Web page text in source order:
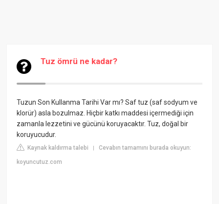
Tuz ömrü ne kadar?
Tuzun Son Kullanma Tarihi Var mı? Saf tuz (saf sodyum ve
klorür) asla bozulmaz. Hiçbir katkı maddesi içermediği için
zamanla lezzetini ve gücünü koruyacaktır. Tuz, doğal bir
koruyucudur.
Kaynak kaldırma talebi |Cevabın tamamını burada okuyun:
koyuncutuz.com